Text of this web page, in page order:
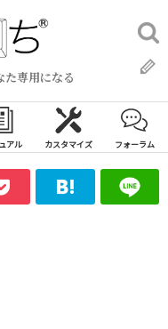
た専用になる
検
索:
アル カスタマイズ フォーラム